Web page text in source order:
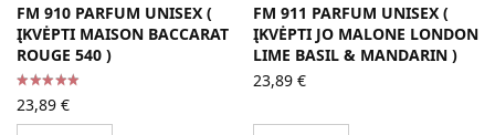
FM 910 PARFUM UNISEX (
ĮKVĖPTI MAISON BACCARAT
ROUGE 540 )
23,89 €
FM 911 PARFUM UNISEX (
ĮKVĖPTI JO MALONE LONDON
LIME BASIL & MANDARIN )
23,89 €